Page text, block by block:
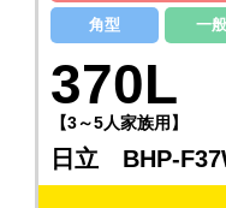
角型 一
370L
【3～5人家族用】
日立 BHP-